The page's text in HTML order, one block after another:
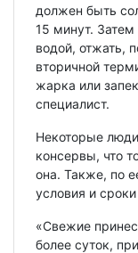
должен быть
15 минут.
водой, отжать,
вторичной
жарка или
специалист.
Некоторые
консервы, что
она. Также, по
условия и
«Свежие
более суток,